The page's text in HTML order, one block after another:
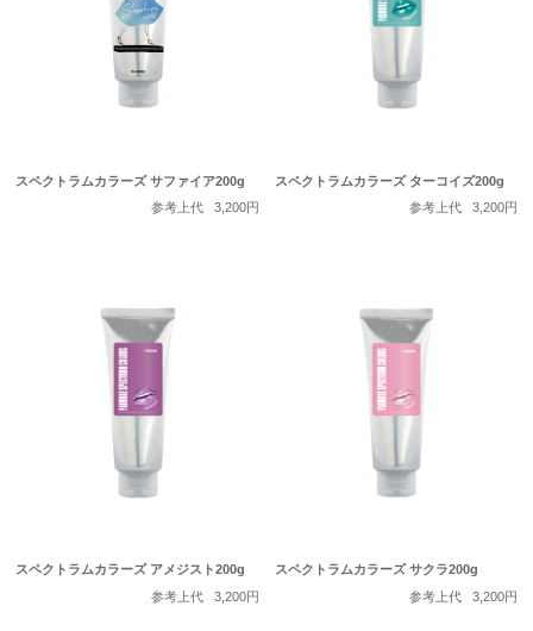
スペクトラムカラーズ サファイア200g
参考上代
3,200円
スペクトラムカラーズ ターコイズ200g
参考上代
3,200円
スペクトラムカラーズ アメジスト200g
参考上代
3,200円
スペクトラムカラーズ サクラ200g
参考上代
3,200円